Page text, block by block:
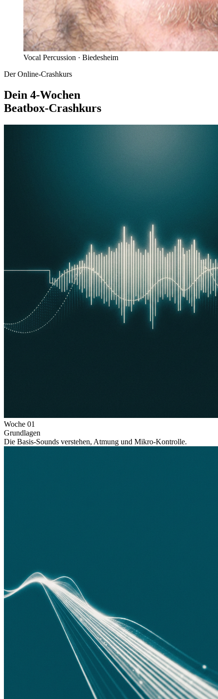
Vocal Percussion · Biedesheim
Der Online-Crashkurs
Dein 4-Wochen
Beatbox-Crashkurs
Woche 01
Grundlagen
Die Basis-Sounds verstehen, Atmung und Mikro-Kontrolle.